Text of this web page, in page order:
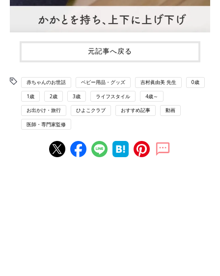
元記事へ戻る
赤ちゃんのお世話 ベビー用品・グッズ 吉村眞由美 先生 0歳
1歳 2歳 3歳 ライフスタイル 4歳～
お出かけ・旅行 ひよこクラブ おすすめ記事 動画
医師・専門家監修